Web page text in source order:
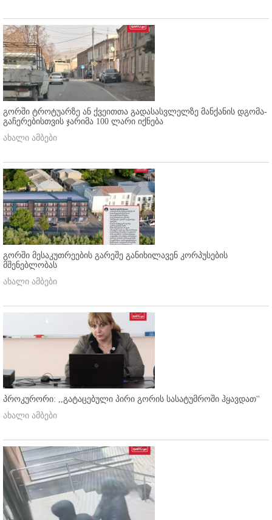
გორში ტროტუარზე ან ქვეითთა გადასასვლელზე მანქანის დგომა-
გაჩერებისთვის ჯარიმა 100 ლარი იქნება
ახალი ამბები
გორში მესაკუთრეების გარეშე განიხილავენ კორპუსების
მშენებლობას
ახალი ამბები
პროკურორი: ,,გატაცებული პირი გორის სასატუმროში ჰყავდათ''
ახალი ამბები